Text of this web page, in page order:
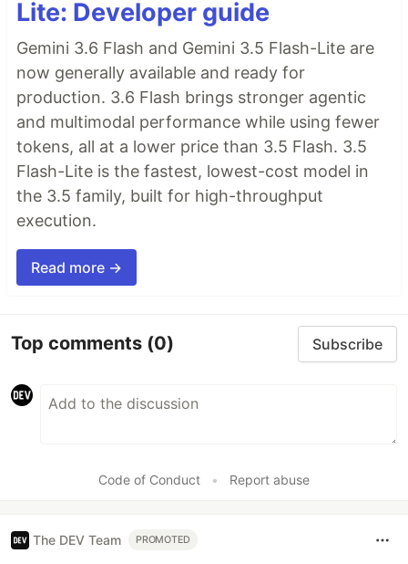
Lite: Developer guide
Gemini 3.6 Flash and Gemini 3.5 Flash-Lite are
now generally available and ready for
production. 3.6 Flash brings stronger agentic
and multimodal performance while using fewer
tokens, all at a lower price than 3.5 Flash. 3.5
Flash-Lite is the fastest, lowest-cost model in
the 3.5 family, built for high-throughput
execution.
Read more →
Top comments (0) Subscribe
Code of Conduct • Report abuse
The DEV Team PROMOTED